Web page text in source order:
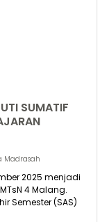
SUMATIF
Madrasah
2025 menjadi
4 Malang.
Semester (SAS)